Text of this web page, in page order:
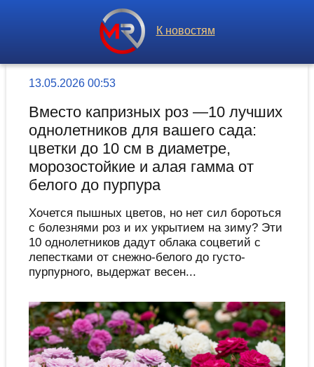
К новостям
13.05.2026 00:53
Вместо капризных роз —10 лучших
однолетников для вашего сада:
цветки до 10 см в диаметре,
морозостойкие и алая гамма от
белого до пурпура
Хочется пышных цветов, но нет сил бороться
с болезнями роз и их укрытием на зиму? Эти
10 однолетников дадут облака соцветий с
лепестками от снежно-белого до густо-
пурпурного, выдержат весен...